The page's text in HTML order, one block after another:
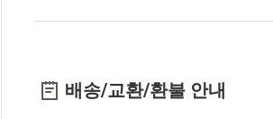
배송/교환/환불 안내